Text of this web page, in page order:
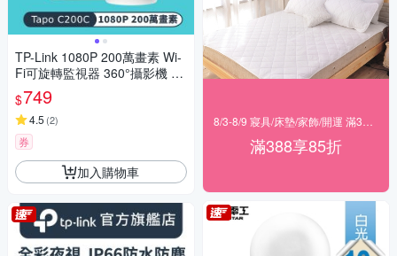
TP-Link 1080P 200萬畫素 Wi-
Fi可旋轉監視器 360°攝影機 數
位變焦 雙向語音 夜視12公尺(T
apo C200C)
$749
4.5 (2)
券
加入購物車
滿388享85折